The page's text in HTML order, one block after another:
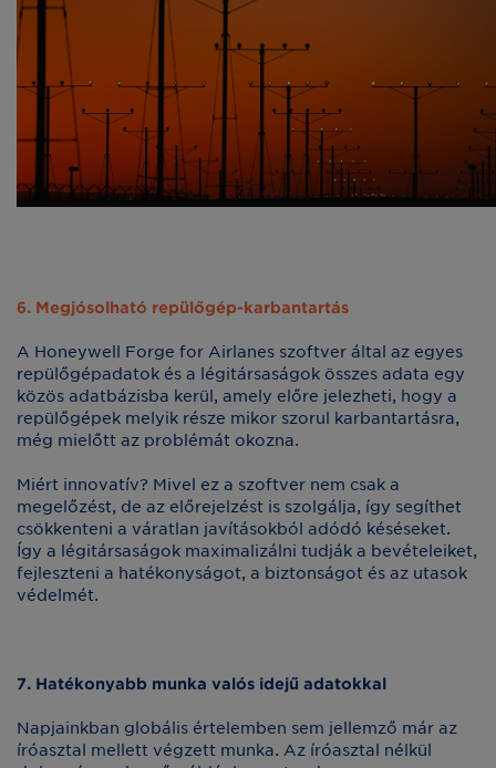
6. Megjósolható repülőgép-karbantartás
A Honeywell Forge for Airlanes szoftver által az egyes
repülőgépadatok és a légitársaságok összes adata egy
közös adatbázisba kerül, amely előre jelezheti, hogy a
repülőgépek melyik része mikor szorul karbantartásra,
még mielőtt az problémát okozna.
Miért innovatív? Mivel ez a szoftver nem csak a
megelőzést, de az előrejelzést is szolgálja, így segíthet
csökkenteni a váratlan javításokból adódó késéseket.
Így a légitársaságok maximalizálni tudják a bevételeiket,
fejleszteni a hatékonyságot, a biztonságot és az utasok
védelmét.
7. Hatékonyabb munka valós idejű adatokkal
Napjainkban globális értelemben sem jellemző már az
íróasztal mellett végzett munka. Az íróasztal nélkül